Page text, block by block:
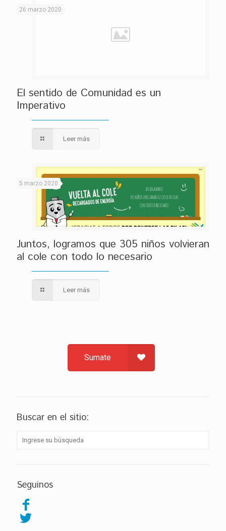
26 marzo 2020
El sentido de Comunidad es un
Imperativo
Leer más
5 marzo 2020
Juntos, logramos que 305 niños volvieran
al cole con todo lo necesario
Leer más
Sumate
Buscar en el sitio:
Seguinos